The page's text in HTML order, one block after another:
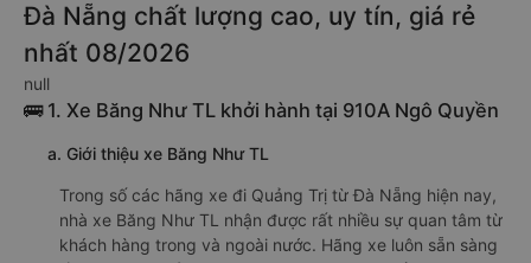
Đà Nẵng chất lượng cao, uy tín, giá rẻ
nhất 08/2026
null
🚌 1. Xe Băng Như TL khởi hành tại 910A Ngô Quyền
a. Giới thiệu xe Băng Như TL
Trong số các hãng xe đi Quảng Trị từ Đà Nẵng hiện nay,
nhà xe Băng Như TL nhận được rất nhiều sự quan tâm từ
khách hàng trong và ngoài nước. Hãng xe luôn sẵn sàng